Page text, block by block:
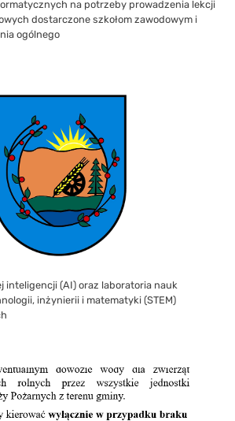
na potrzeby prowadzenia lekcji
dostarczone szkołom zawodowym i
ogólnego
inteligencji (AI) oraz laboratoria nauk
inżynierii i matematyki (STEM)